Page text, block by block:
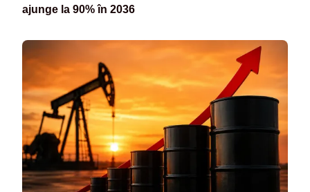
ajunge la 90% în 2036